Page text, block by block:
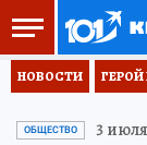
НОВОСТИ ГЕРОЙ
ОБЩЕСТВО 3 июля